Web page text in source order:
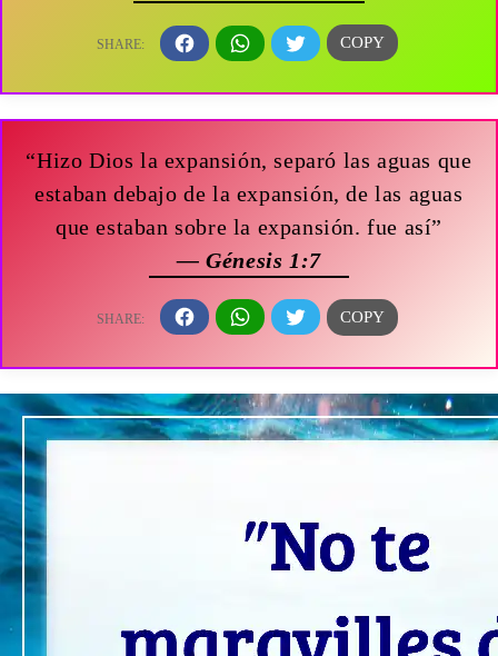
“Hizo Dios la expansión, separó las aguas que
estaban debajo de la expansión, de las aguas
que estaban sobre la expansión. fue así”
— Génesis 1:7